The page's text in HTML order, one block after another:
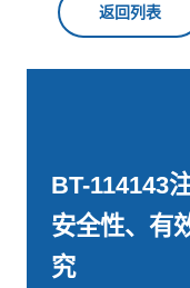
返回列表
BT-114143
安全性、有
究